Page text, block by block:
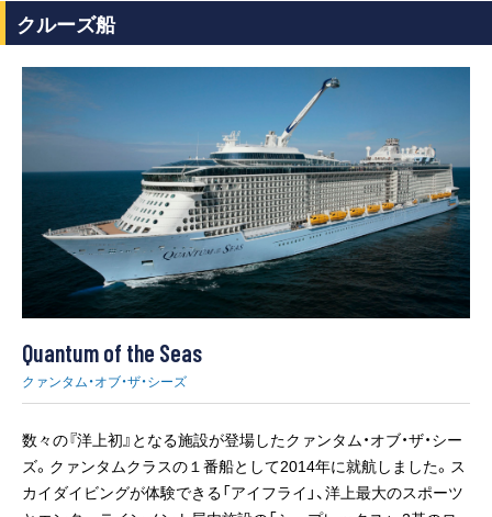
クルーズ船
Quantum of the Seas
クァンタム・オブ・ザ・シーズ
数々の『洋上初』となる施設が登場したクァンタム・オブ・ザ・シー
ズ。クァンタムクラスの１番船として2014年に就航しました。ス
カイダイビングが体験できる「アイフライ」、洋上最大のスポーツ